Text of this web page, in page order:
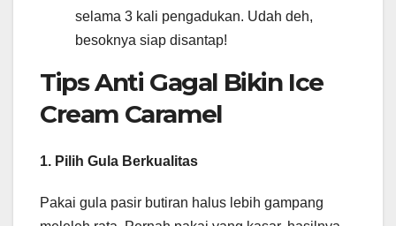
selama 3 kali pengadukan. Udah deh,
besoknya siap disantap!
Tips Anti Gagal Bikin Ice
Cream Caramel
1. Pilih Gula Berkualitas
Pakai gula pasir butiran halus lebih gampang